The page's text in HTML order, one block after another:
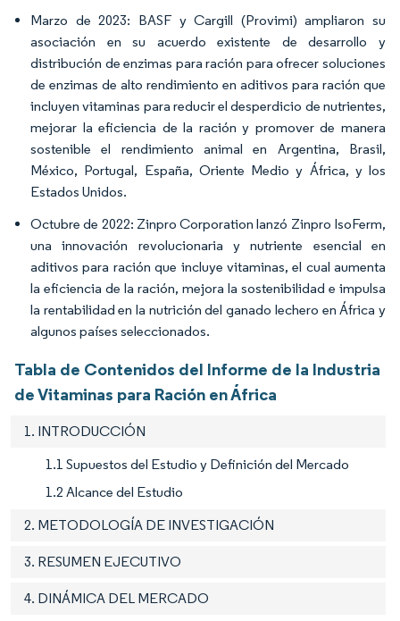
Marzo de 2023: BASF y Cargill (Provimi) ampliaron su
asociación en su acuerdo existente de desarrollo y
distribución de enzimas para ración para ofrecer soluciones
de enzimas de alto rendimiento en aditivos para ración que
incluyen vitaminas para reducir el desperdicio de nutrientes,
mejorar la eficiencia de la ración y promover de manera
sostenible el rendimiento animal en Argentina, Brasil,
México, Portugal, España, Oriente Medio y África, y los
Estados Unidos.
Octubre de 2022: Zinpro Corporation lanzó Zinpro IsoFerm,
una innovación revolucionaria y nutriente esencial en
aditivos para ración que incluye vitaminas, el cual aumenta
la eficiencia de la ración, mejora la sostenibilidad e impulsa
la rentabilidad en la nutrición del ganado lechero en África y
algunos países seleccionados.
Tabla de Contenidos del Informe de la Industria
de Vitaminas para Ración en África
1. INTRODUCCIÓN
1.1 Supuestos del Estudio y Definición del Mercado
1.2 Alcance del Estudio
2. METODOLOGÍA DE INVESTIGACIÓN
3. RESUMEN EJECUTIVO
4. DINÁMICA DEL MERCADO